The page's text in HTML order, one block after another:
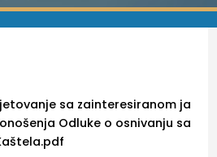
sa zainteresiranom ja
Odluke o osnivanju sa